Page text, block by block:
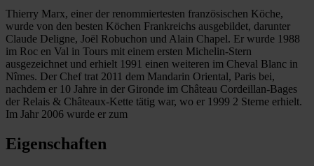
Thierry Marx, einer der renommiertesten französischen Köche,
wurde von den besten Köchen Frankreichs ausgebildet, darunter
Claude Deligne, Joël Robuchon und Alain Chapel. Er wurde 1988
im Roc en Val in Tours mit einem ersten Michelin-Stern
ausgezeichnet und erhielt 1991 einen weiteren im Cheval Blanc in
Nîmes. Der Chef trat 2011 dem Mandarin Oriental, Paris bei,
nachdem er 10 Jahre in der Gironde im Château Cordeillan-Bages
der Relais & Châteaux-Kette tätig war, wo er 1999 2 Sterne erhielt.
Im Jahr 2006 wurde er zum
Eigenschaften